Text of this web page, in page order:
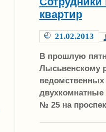
квартир
21.02.2013
В прошлую
Лысьвенскому
№ 25 на